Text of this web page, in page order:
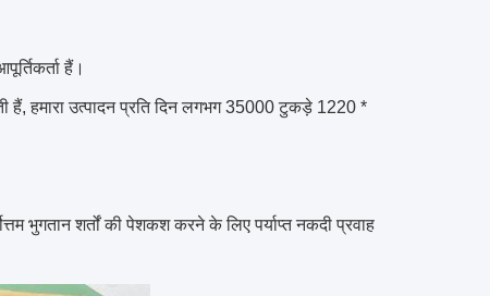
हैं।
हैं, हमारा उत्पादन प्रति दिन लगभग 35000 टुकड़े 1220 *
शर्तों की पेशकश करने के लिए पर्याप्त नकदी प्रवाह